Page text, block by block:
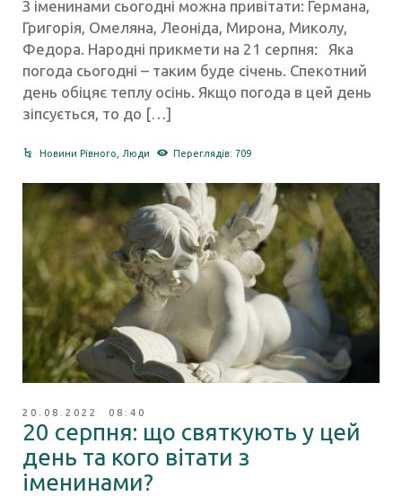
З іменинами сьогодні можна привітати: Германа,
Григорія, Омеляна, Леоніда, Мирона, Миколу,
Федора. Народні прикмети на 21 серпня: Яка
погода сьогодні – таким буде січень. Спекотний
день обіцяє теплу осінь. Якщо погода в цей день
зіпсується, то до […]
Новини Рівного Люди Переглядів: 709
20.08.2022 08:40
20 серпня: що святкують у цей
день та кого вітати з
іменинами?